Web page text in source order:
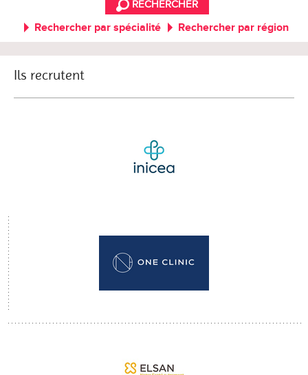
RECHERCHER
Rechercher par spécialité Rechercher par région
Ils recrutent